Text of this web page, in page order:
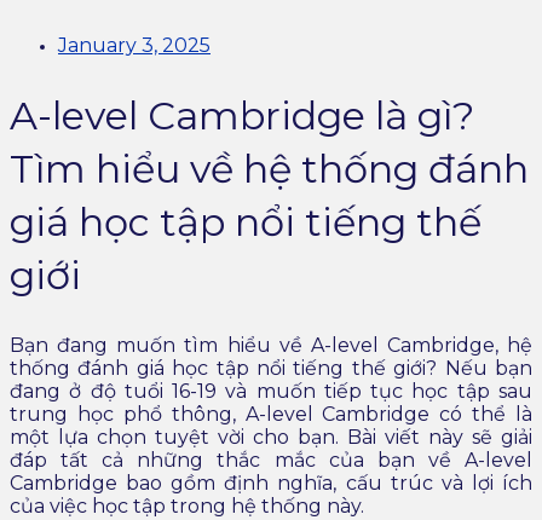
January 3, 2025
A-level Cambridge là gì?
Tìm hiểu về hệ thống đánh
giá học tập nổi tiếng thế
giới
Bạn đang muốn tìm hiểu về A-level Cambridge, hệ
thống đánh giá học tập nổi tiếng thế giới? Nếu bạn
đang ở độ tuổi 16-19 và muốn tiếp tục học tập sau
trung học phổ thông, A-level Cambridge có thể là
một lựa chọn tuyệt vời cho bạn. Bài viết này sẽ giải
đáp tất cả những thắc mắc của bạn về A-level
Cambridge bao gồm định nghĩa, cấu trúc và lợi ích
của việc học tập trong hệ thống này.